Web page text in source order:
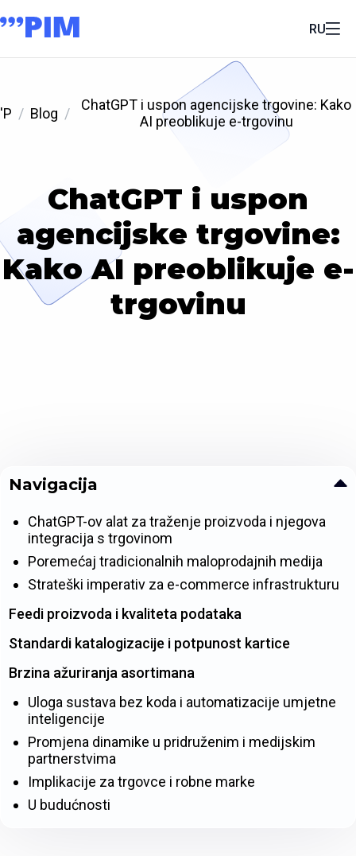
RU
'P Blog
ChatGPT i uspon agencijske trgovine: Kako
AI preoblikuje e-trgovinu
ChatGPT i uspon
agencijske trgovine:
Kako AI preoblikuje e-
trgovinu
Navigacija
ChatGPT-ov alat za traženje proizvoda i njegova
integracija s trgovinom
Poremećaj tradicionalnih maloprodajnih medija
Strateški imperativ za e-commerce infrastrukturu
Feedi proizvoda i kvaliteta podataka
Standardi katalogizacije i potpunost kartice
Brzina ažuriranja asortimana
Uloga sustava bez koda i automatizacije umjetne
inteligencije
Promjena dinamike u pridruženim i medijskim
partnerstvima
Implikacije za trgovce i robne marke
U budućnosti